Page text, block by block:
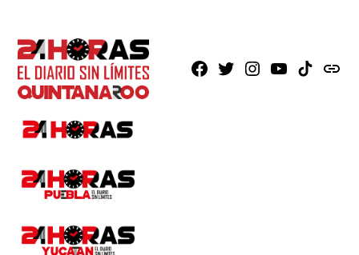
Facebook
X Instagram
YoutubeTikTokissuu